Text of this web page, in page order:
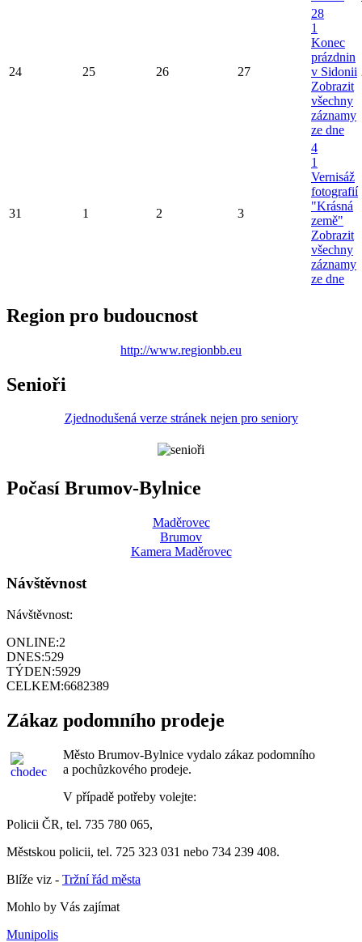
24 25 26 27
28
1
Konec
prázdnin
v Sidonii
Zobrazit
všechny
záznamy
ze dne
31 1 2 3
4
1
Vernisáž
fotografií
"Krásná
země"
Zobrazit
všechny
záznamy
ze dne
Region pro budoucnost
http://www.regionbb.eu
Senioři
Zjednodušená verze stránek nejen pro seniory
Počasí Brumov-Bylnice
Maděrovec
Brumov
Kamera Maděrovec
Návštěvnost
Návštěvnost:
ONLINE:2
DNES:529
TÝDEN:5929
CELKEM:6682389
Zákaz podomního prodeje
Město Brumov-Bylnice vydalo zákaz podomního
a pochůzkového prodeje.
V případě potřeby volejte:
Policii ČR, tel. 735 780 065,
Městskou policii, tel. 725 323 031 nebo 734 239 408.
Blíže viz - Tržní řád města
Mohlo by Vás zajímat
Munipolis